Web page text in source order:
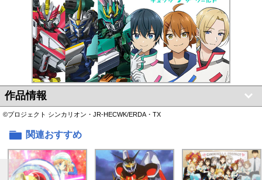
作品情報
©プロジェクト シンカリオン・JR-HECWK/ERDA・TX
関連おすすめ